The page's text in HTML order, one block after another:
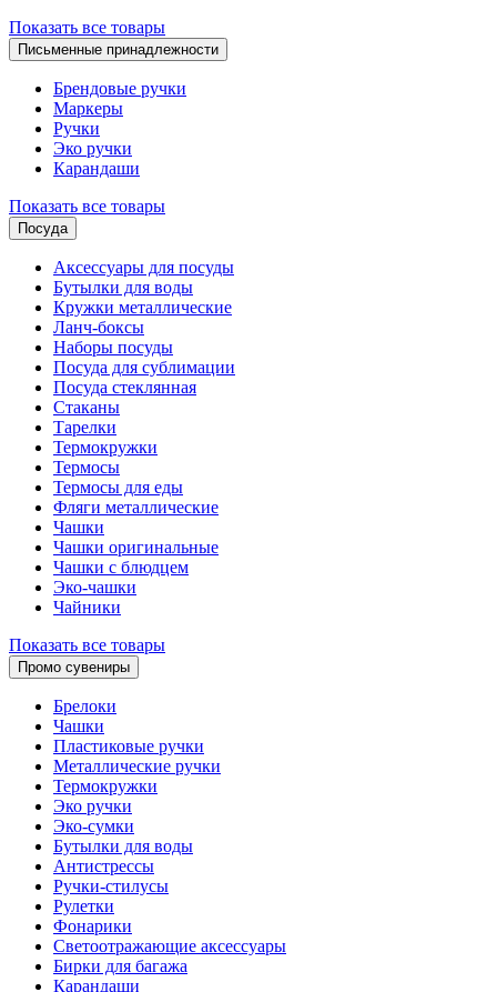
Показать все товары
Письменные принадлежности
Брендовые ручки
Маркеры
Ручки
Эко ручки
Карандаши
Показать все товары
Посуда
Аксессуары для посуды
Бутылки для воды
Кружки металлические
Ланч-боксы
Наборы посуды
Посуда для сублимации
Посуда стеклянная
Стаканы
Тарелки
Термокружки
Термосы
Термосы для еды
Фляги металлические
Чашки
Чашки оригинальные
Чашки с блюдцем
Эко-чашки
Чайники
Показать все товары
Промо сувениры
Брелоки
Чашки
Пластиковые ручки
Металлические ручки
Термокружки
Эко ручки
Эко-сумки
Бутылки для воды
Антистрессы
Ручки-стилусы
Рулетки
Фонарики
Светоотражающие аксессуары
Бирки для багажа
Карандаши